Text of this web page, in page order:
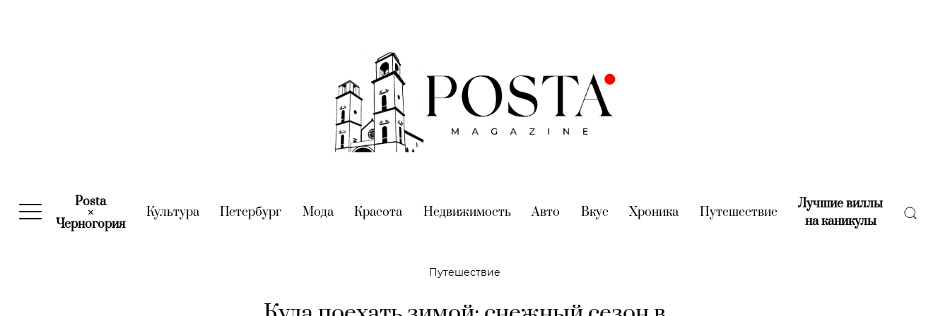
Posta
×
Черногория(current)
Культура(current)
Петербург (current)
Мода(current)
Красота (current)
Недвижимость(current)
Авто (current)
Вкус (current)
Хроника (current)
Путешествие(current)
Лучшие виллы
на каникулы(current)
Путешествие